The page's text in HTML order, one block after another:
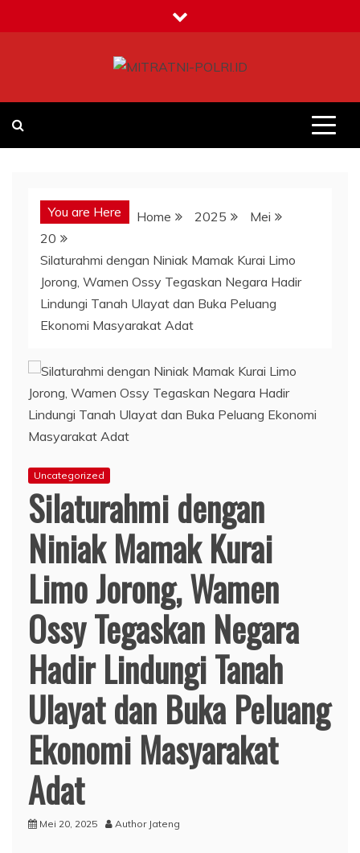
to
You are Here Home 2025
Mei
20
Silaturahmi dengan Niniak Mamak Kurai Limo
Jorong, Wamen Ossy Tegaskan Negara Hadir
Lindungi Tanah Ulayat dan Buka Peluang
Ekonomi Masyarakat Adat
Uncategorized
Silaturahmi dengan
Niniak Mamak Kurai
Limo Jorong, Wamen
Ossy Tegaskan Negara
Hadir Lindungi Tanah
Ulayat dan Buka Peluang
Ekonomi Masyarakat
Adat
Mei 20, 2025 Author Jateng